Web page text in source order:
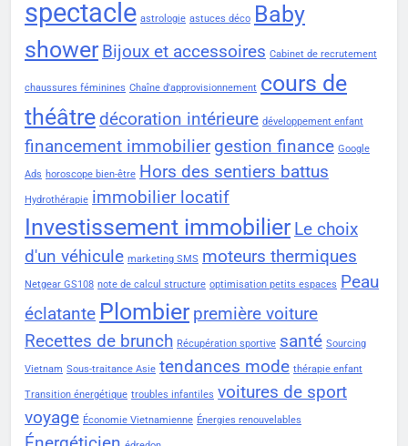
spectacle astrologie astuces déco Baby
shower Bijoux et accessoires Cabinet de recrutement
chaussures féminines Chaîne d'approvisionnement cours de
théâtre décoration intérieure développement enfant
financement immobilier gestion finance Google
Ads horoscope bien-être Hors des sentiers battus
Hydrothérapie immobilier locatif
Investissement immobilier Le choix
d'un véhicule marketing SMS moteurs thermiques
Netgear GS108 note de calcul structure optimisation petits espaces Peau
éclatante Plombier première voiture
Recettes de brunch Récupération sportive santé Sourcing
Vietnam Sous-traitance Asie tendances mode thérapie enfant
Transition énergétique troubles infantiles voitures de sport
voyage Économie Vietnamienne Énergies renouvelables